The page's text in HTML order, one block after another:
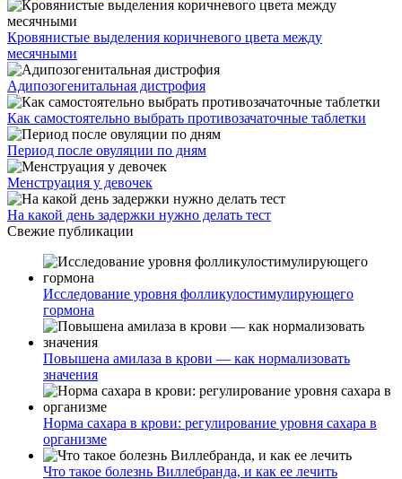
Кровянистые выделения коричневого цвета между
месячными
Адипозогенитальная дистрофия
Как самостоятельно выбрать противозачаточные таблетки
Период после овуляции по дням
Менструация у девочек
На какой день задержки нужно делать тест
Свежие публикации
Исследование уровня фолликулостимулирующего
гормона
Повышена амилаза в крови — как нормализовать
значения
Норма сахара в крови: регулирование уровня сахара в
организме
Что такое болезнь Виллебранда, и как ее лечить